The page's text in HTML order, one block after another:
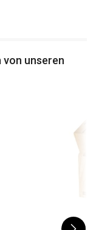
mit Tescoma!
von unseren